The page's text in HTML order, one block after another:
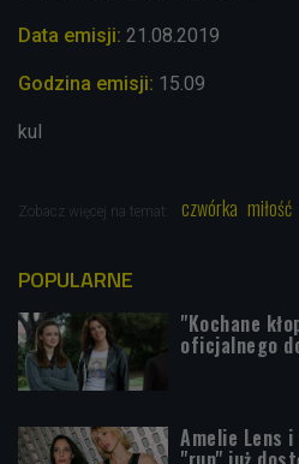
Data emisji: 21 .08.2019
Godzina emisji: 15 .09
kul
Zobacz więcej na temat: czwórka miłość
POPULARNE
"Kochane
oficjalnego
Amelie Lens